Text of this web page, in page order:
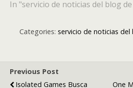
y VFX para todo tipo de clientes y
In "servicio de noticias del blog
Categories: servicio de noticias
Previous Post
Isolated Games Busca
One